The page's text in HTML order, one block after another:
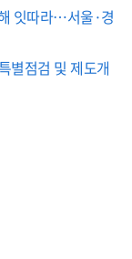
잇따라…서울·경
별점검 및 제도개